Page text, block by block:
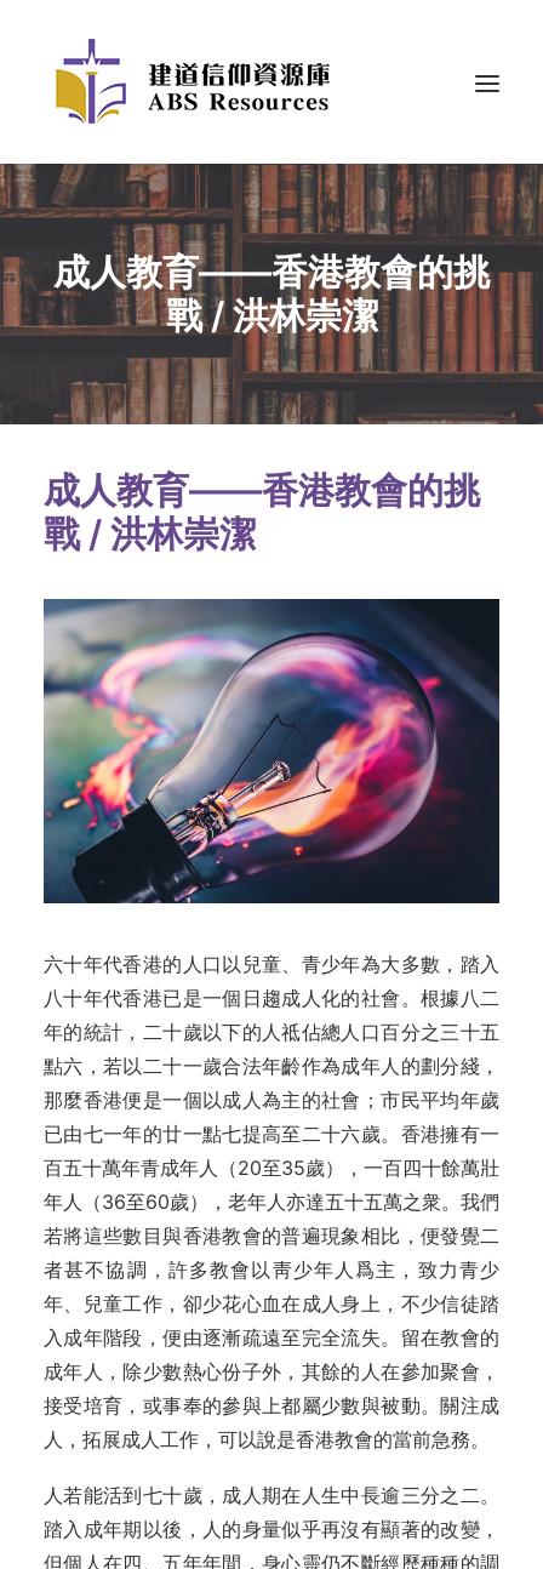
成人教育——香港教會的挑
戰 / 洪林崇潔
成人教育——香港教會的挑
戰 / 洪林崇潔
六十年代香港的人口以兒童、青少年為大多數，踏入
八十年代香港已是一個日趨成人化的社會。根據八二
年的統計，二十歲以下的人祗佔總人口百分之三十五
點六，若以二十一歲合法年齡作為成年人的劃分綫，
那麼香港便是一個以成人為主的社會；市民平均年歲
已由七一年的廿一點七提高至二十六歲。香港擁有一
百五十萬年青成年人（20至35歲），一百四十餘萬壯
年人（36至60歲），老年人亦達五十五萬之衆。我們
若將這些數目與香港教會的普遍現象相比，便發覺二
者甚不協調，許多教會以靑少年人爲主，致力青少
年、兒童工作，卻少花心血在成人身上，不少信徒踏
入成年階段，便由逐漸疏遠至完全流失。留在教會的
成年人，除少數熱心份子外，其餘的人在參加聚會，
接受培育，或事奉的參與上都屬少數與被動。關注成
人，拓展成人工作，可以說是香港教會的當前急務。
人若能活到七十歲，成人期在人生中長逾三分之二。
踏入成年期以後，人的身量似乎再沒有顯著的改變，
但個人在四、五年年間，身心靈仍不斷經歷種種的調